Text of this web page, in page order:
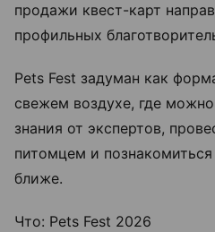
продажи квест-карт
профильных
Pets Fest задуман как
свежем воздухе, где
знания от экспертов,
питомцем и
ближе.
Что: Pets Fest 2026